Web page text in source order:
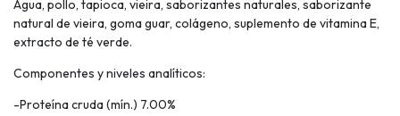
Agua, pollo, tapioca, vieira, saborizantes naturales, saborizante
natural de vieira, goma guar, colágeno, suplemento de vitamina E,
extracto de té verde.
Componentes y niveles analíticos:
-Proteína cruda (mín.) 7.00%